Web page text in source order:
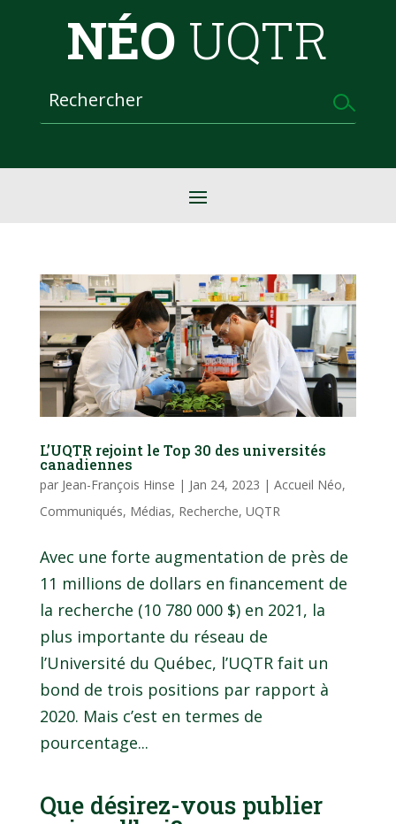
NÉO UQTR
L’UQTR rejoint le Top 30 des universités
canadiennes
par Jean-François Hinse | Jan 24, 2023 | Accueil Néo,
Communiqués, Médias, Recherche, UQTR
Avec une forte augmentation de près de
11 millions de dollars en financement de
la recherche (10 780 000 $) en 2021, la
plus importante du réseau de
l’Université du Québec, l’UQTR fait un
bond de trois positions par rapport à
2020. Mais c’est en termes de
pourcentage...
Que désirez-vous publier